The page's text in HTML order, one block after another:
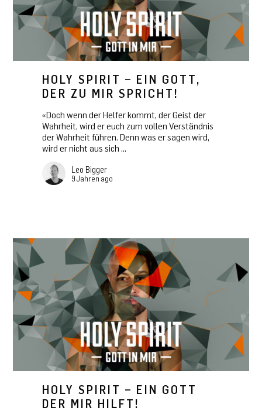
HOLY SPIRIT – EIN GOTT,
DER ZU MIR SPRICHT!
«Doch wenn der Helfer kommt, der Geist der
Wahrheit, wird er euch zum vollen Verständnis
der Wahrheit führen. Denn was er sagen wird,
wird er nicht aus sich ...
Leo Bigger
9 Jahren ago
HOLY SPIRIT – EIN GOTT
DER MIR HILFT!